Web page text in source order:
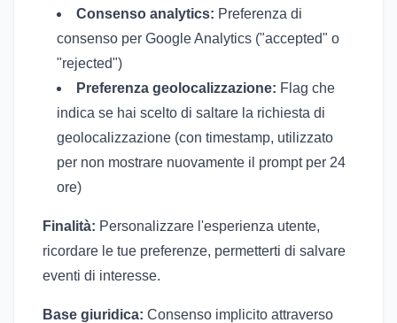
Consenso analytics: Preferenza di
consenso per Google Analytics ("accepted" o
"rejected")
Preferenza geolocalizzazione: Flag che
indica se hai scelto di saltare la richiesta di
geolocalizzazione (con timestamp, utilizzato
per non mostrare nuovamente il prompt per 24
ore)
Finalità: Personalizzare l'esperienza utente,
ricordare le tue preferenze, permetterti di salvare
eventi di interesse.
Base giuridica: Consenso implicito attraverso